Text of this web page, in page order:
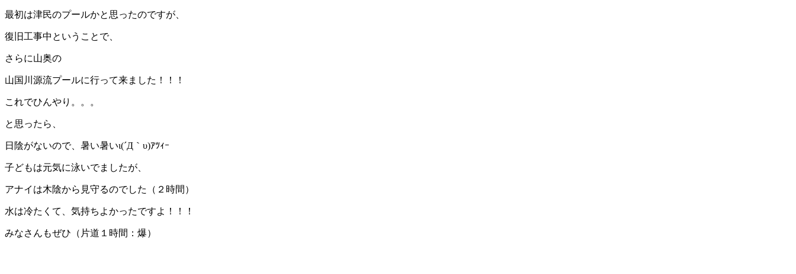
最初は津民のプールかと思ったのですが、
復旧工事中ということで、
さらに山奥の
山国川源流プールに行って来ました！！！
これでひんやり。。。
と思ったら、
日陰がないので、暑い暑いι(´Д｀υ)ｱﾂｨｰ
子どもは元気に泳いでましたが、
アナイは木陰から見守るのでした（２時間）
水は冷たくて、気持ちよかったですよ！！！
みなさんもぜひ（片道１時間：爆）